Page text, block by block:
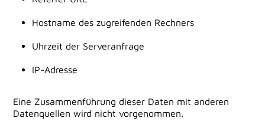
Hostname des zugreifenden Rechners
Uhrzeit der Serveranfrage
IP-Adresse
Eine Zusammenführung dieser Daten mit anderen
Datenquellen wird nicht vorgenommen.